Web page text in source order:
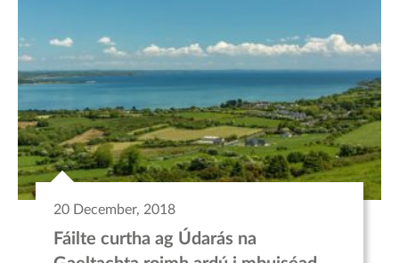
20 December, 2018
Fáilte curtha ag Údarás na